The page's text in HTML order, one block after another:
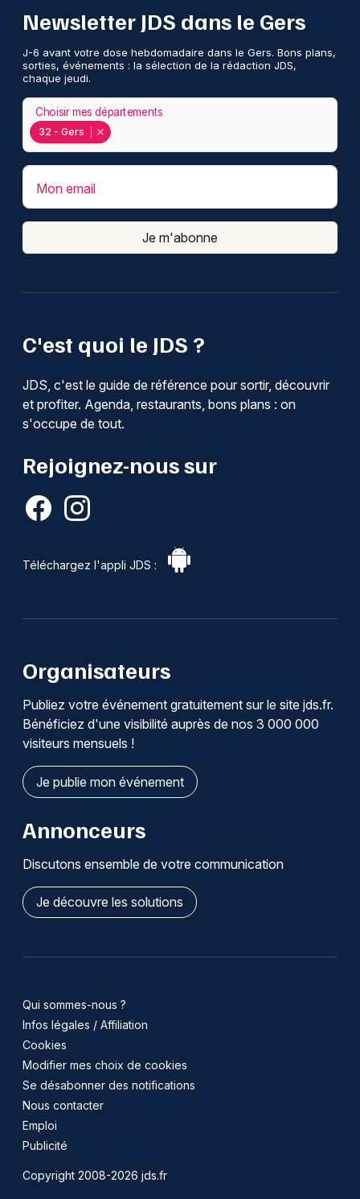
C'est quoi le JDS ?
JDS, c'est le guide de référence pour sortir, découvrir
et profiter. Agenda, restaurants, bons plans : on
s'occupe de tout.
Rejoignez-nous sur
Téléchargez l'appli JDS :
Newsletter JDS dans le Gers
J-6 avant votre dose hebdomadaire dans le Gers. Bons plans,
sorties, événements : la sélection de la rédaction JDS,
chaque jeudi.
32 - Gers
Choisir mes départements
Mon email
Je m'abonne
Organisateurs
Publiez votre événement gratuitement sur le site jds.fr.
Bénéficiez d'une visibilité auprès de nos 3 000 000
visiteurs mensuels !
Je publie mon événement
Annonceurs
Discutons ensemble de votre communication
Je découvre les solutions
Qui sommes-nous ?
Infos légales / Affiliation
Cookies
Modifier mes choix de cookies
Se désabonner des notifications
Nous contacter
Emploi
Publicité
Copyright 2008-2026 jds.fr